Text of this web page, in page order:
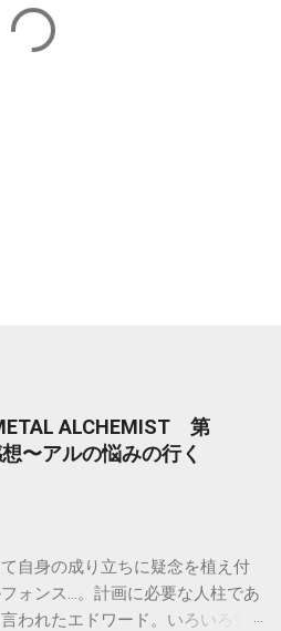
ALCHEMIST 第
〜アルの悩みの行く
自身の成り立ちに疑念を植え付
ォンス…。計画に必要な人柱であ
われたエドワード。いろいろ気